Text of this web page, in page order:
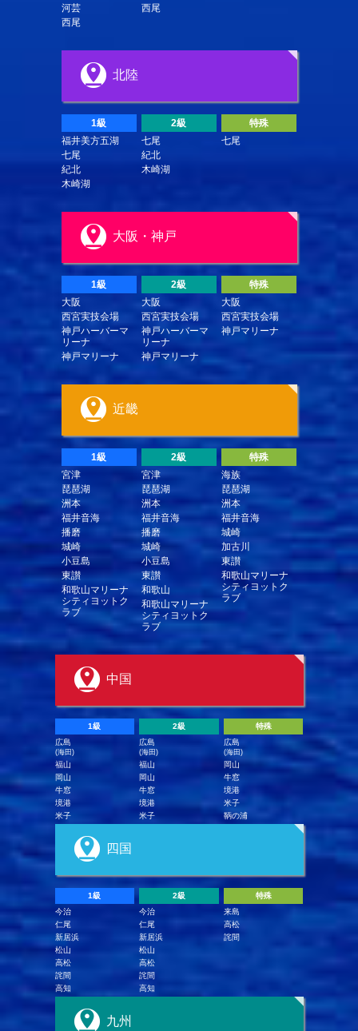
河芸
西尾
西尾
北陸
1級
福井美方五湖
七尾
紀北
木崎湖
2級
七尾
紀北
木崎湖
特殊
七尾
大阪・神戸
1級
大阪
西宮実技会場
神戸ハーバーマ
リーナ
神戸マリーナ
2級
大阪
西宮実技会場
神戸ハーバーマ
リーナ
神戸マリーナ
特殊
大阪
西宮実技会場
神戸マリーナ
近畿
1級
宮津
琵琶湖
洲本
福井音海
播磨
城崎
小豆島
東讃
和歌山マリーナ
シティヨットク
ラブ
2級
宮津
琵琶湖
洲本
福井音海
播磨
城崎
小豆島
東讃
和歌山
和歌山マリーナ
シティヨットク
ラブ
特殊
海族
琵琶湖
洲本
福井音海
城崎
加古川
東讃
和歌山マリーナ
シティヨットク
ラブ
中国
1級
広島
(海田)
福山
岡山
牛窓
境港
米子
2級
広島
(海田)
福山
岡山
牛窓
境港
米子
特殊
広島
(海田)
岡山
牛窓
境港
米子
鞆の浦
四国
1級
今治
仁尾
新居浜
松山
高松
詫間
高知
2級
今治
仁尾
新居浜
松山
高松
詫間
高知
特殊
来島
高松
詫間
九州